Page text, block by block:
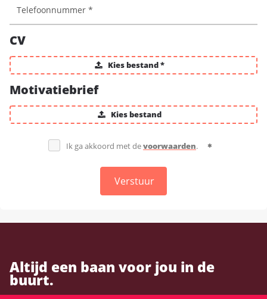
CV
Kies bestand *
Motivatiebrief
Kies bestand
Ik ga akkoord met devoorwaarden.
Verstuur
Altijd een baan voor jou in de
buurt.